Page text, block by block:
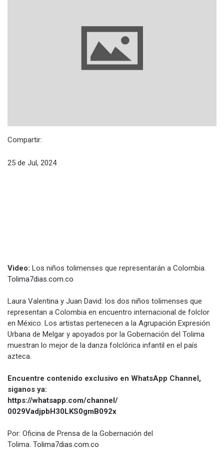
Compartir:
25 de Jul, 2024
Video: Los niños tolimenses que representarán a Colombia.
Tolima7dias.com.co
Laura Valentina y Juan David: los dos niños tolimenses que
representan a Colombia en encuentro internacional de folclor
en México. Los artistas pertenecen a la Agrupación Expresión
Urbana de Melgar y apoyados por la Gobernación del Tolima
muestran lo mejor de la danza folclórica infantil en el país
azteca.
Encuentre contenido exclusivo en WhatsApp Channel,
siganos ya:
https://whatsapp.com/channel/
0029VadjpbH30LKS0gmB092x
Por: Oficina de Prensa de la Gobernación del
Tolima. Tolima7dias.com.co